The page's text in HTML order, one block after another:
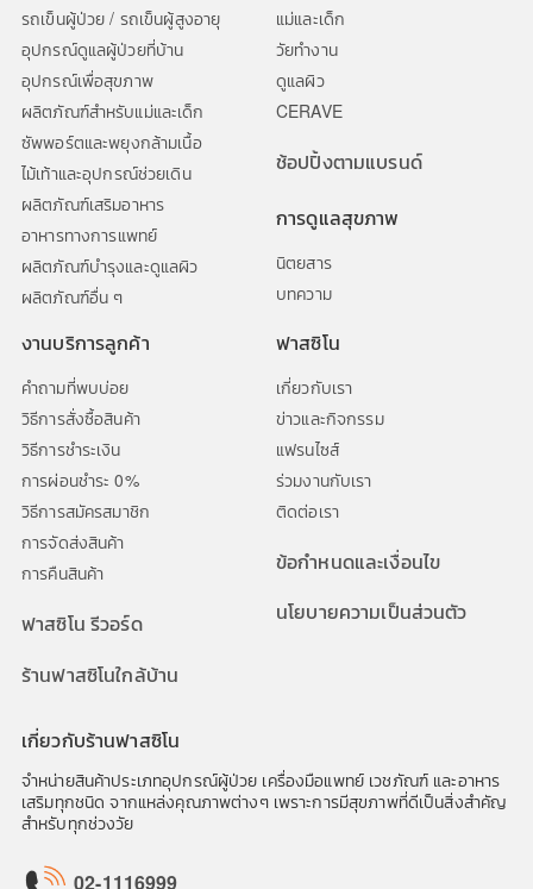
รถเข็นผู้ป่วย / รถเข็นผู้สูงอายุ
อุปกรณ์ดูแลผู้ป่วยที่บ้าน
อุปกรณ์เพื่อสุขภาพ
ผลิตภัณฑ์สำหรับแม่และเด็ก
ซัพพอร์ตและพยุงกล้ามเนื้อ
ไม้เท้าและอุปกรณ์ช่วยเดิน
ผลิตภัณฑ์เสริมอาหาร
อาหารทางการแพทย์
ผลิตภัณฑ์บำรุงและดูแลผิว
ผลิตภัณฑ์อื่น ๆ
แม่และเด็ก
วัยทำงาน
ดูแลผิว
CERAVE
ช้อปปิ้งตามแบรนด์
การดูแลสุขภาพ
นิตยสาร
บทความ
งานบริการลูกค้า
คำถามที่พบบ่อย
วิธีการสั่งซื้อสินค้า
วิธีการชำระเงิน
การผ่อนชำระ 0%
วิธีการสมัครสมาชิก
การจัดส่งสินค้า
การคืนสินค้า
ฟาสซิโน รีวอร์ด
ร้านฟาสซิโนใกล้บ้าน
ฟาสซิโน
เกี่ยวกับเรา
ข่าวและกิจกรรม
แฟรนไซส์
ร่วมงานกับเรา
ติดต่อเรา
ข้อกำหนดและเงื่อนไข
นโยบายความเป็นส่วนตัว
เกี่ยวกับร้านฟาสซิโน
จำหน่ายสินค้าประเภทอุปกรณ์ผู้ป่วย เครื่องมือแพทย์ เวชภัณฑ์ และอาหาร
เสริมทุกชนิด จากแหล่งคุณภาพต่างๆ เพราะการมีสุขภาพที่ดีเป็นสิ่งสำคัญ
สำหรับทุกช่วงวัย
02-1116999